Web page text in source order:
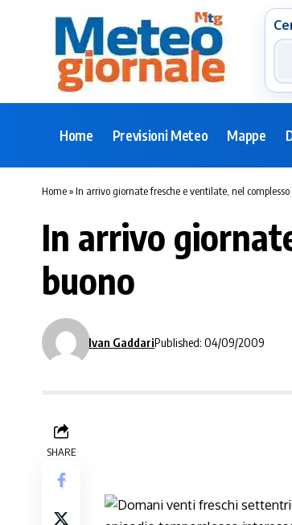
Home Previsioni Meteo Mappe
Home»In arrivo giornate fresche e ventilate, nel
In arrivo
buono
Ivan GaddariPublished: 04/09/2009
SHARE